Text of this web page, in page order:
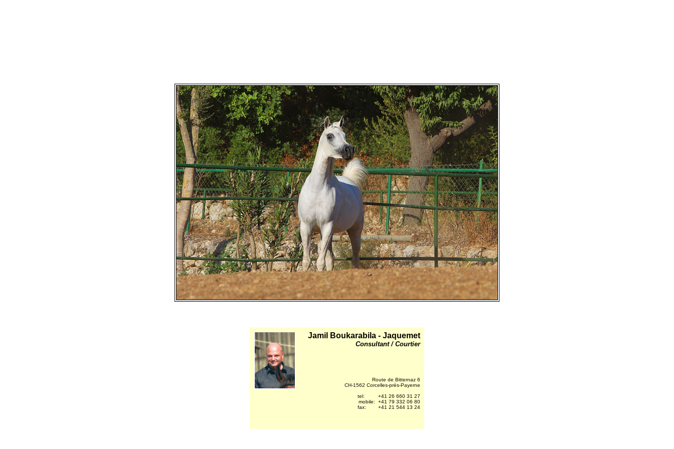
Jamil Boukarabila - Jaquemet
Consultant / Courtier
Route de Bitternaz 6
CH-1562 Corcelles-près-Payerne
tel: +41 26 660 31 27
mobile: +41 79 332 06 80
fax: +41 21 544 13 24